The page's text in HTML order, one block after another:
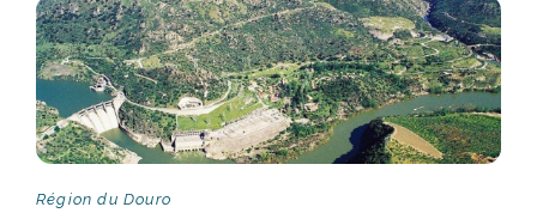
Région du Douro